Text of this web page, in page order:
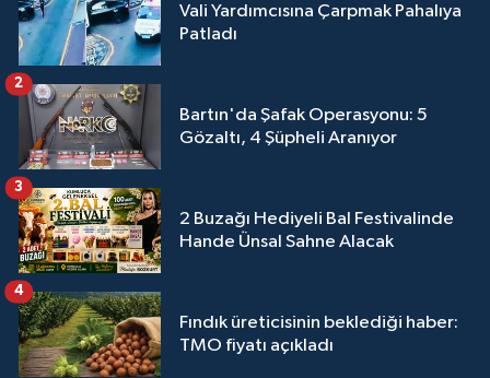
Vali Yardımcısına Çarpmak Pahalıya
Patladı
Bartın'da Şafak Operasyonu: 5
Gözaltı, 4 Şüpheli Aranıyor
2
2 Buzağı Hediyeli Bal Festivalinde
Hande Ünsal Sahne Alacak
3
Fındık üreticisinin beklediği haber:
TMO fiyatı açıkladı
4